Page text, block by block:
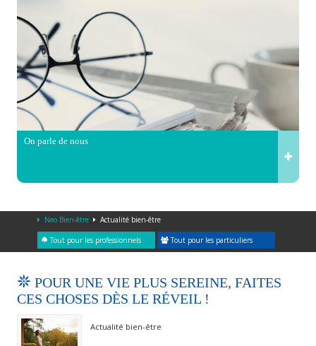
On parle de nous
Neo Bien-être Actualité bien-être
Tout pour les professionnels Tout pour les particuliers
POUR UNE VIE PLUS SEREINE, FAITES
CES CHOSES DÈS LE RÉVEIL !
Actualité bien-être